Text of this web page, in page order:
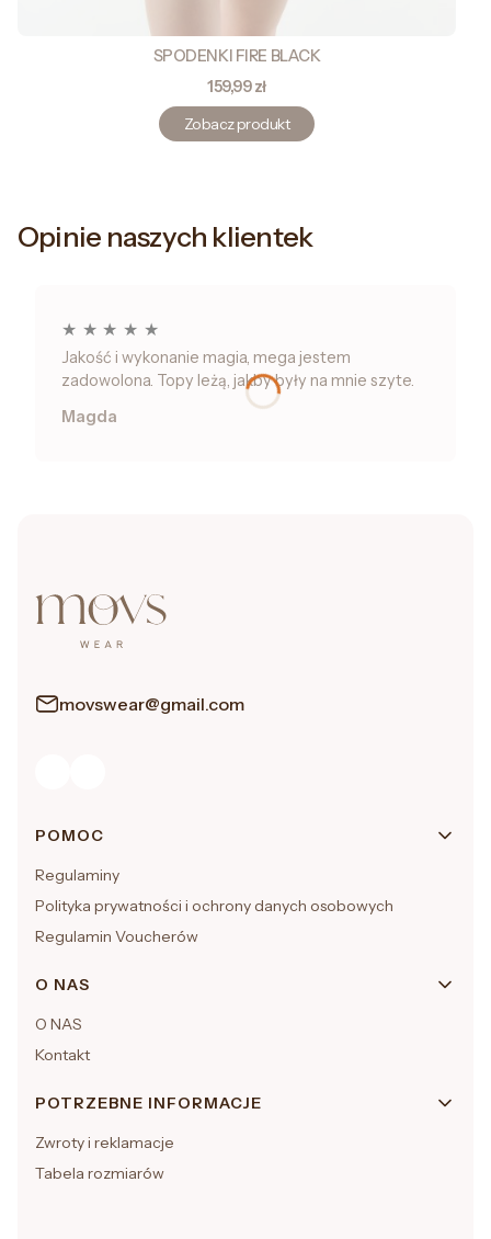
SPODENKI FIRE BLACK
Cena
159,99 zł
Zobacz produkt
Opinie naszych klientek
★ ★ ★ ★ ★
Jakość i wykonanie magia, mega jestem
zadowolona. Topy leżą, jakby były na mnie szyte.
Magda
movswear@gmail.com
Linki w stopce
POMOC
Regulaminy
Polityka prywatności i ochrony danych osobowych
Regulamin Voucherów
O NAS
O NAS
Kontakt
POTRZEBNE INFORMACJE
Zwroty i reklamacje
Tabela rozmiarów